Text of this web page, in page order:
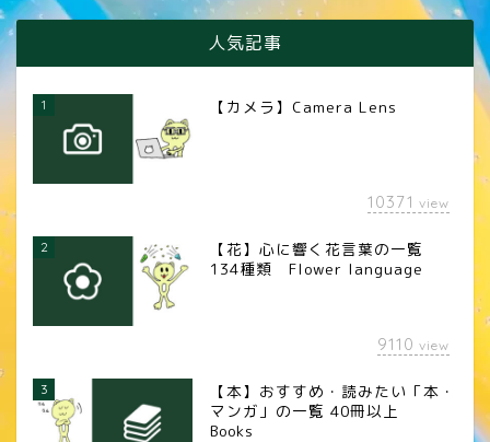
人気記事
1 【カメラ】Camera Lens
10371 view
2
【花】心に響く花言葉の一覧
134種類 Flower language
9110 view
3
【本】おすすめ・読みたい「本・
マンガ」の一覧 40冊以上
Books